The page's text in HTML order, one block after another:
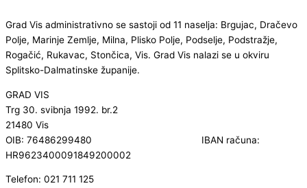
Grad Vis administrativno se sastoji od 11 naselja: Brgujac, Dračevo
Polje, Marinje Zemlje, Milna, Plisko Polje, Podselje, Podstražje,
Rogačić, Rukavac, Stončica, Vis. Grad Vis nalazi se u okviru
Splitsko-Dalmatinske županije.
GRAD VIS
Trg 30. svibnja 1992. br.2
21480 Vis
OIB: 76486299480 IBAN računa:
HR9623400091849200002
Telefon: 021 711 125